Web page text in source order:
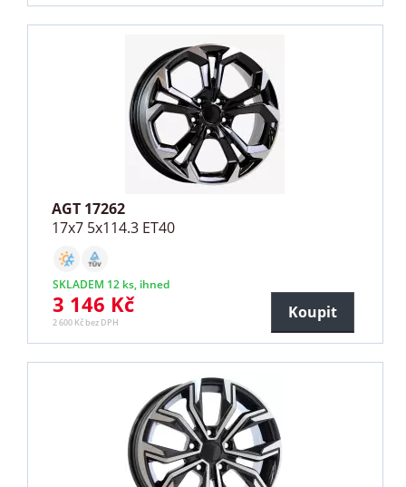
AGT 17262
17x7 5x114.3 ET40
SKLADEM 12 ks, ihned
3 146 Kč
2 600 Kč bez DPH
Koupit